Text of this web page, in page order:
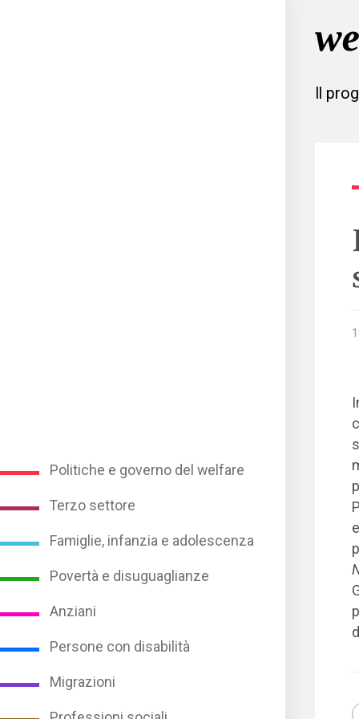
Politiche e governo del welfare
Terzo settore
Famiglie, infanzia e adolescenza
Povertà e disuguaglianze
Anziani
Persone con disabilità
Migrazioni
Il